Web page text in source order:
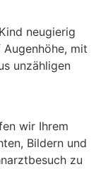
neugierig
mit
unzähligen
wir Ihrem
Bildern und
zu